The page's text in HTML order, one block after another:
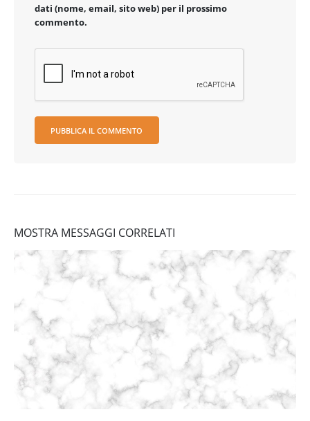
dati (nome, email, sito web) per il prossimo
commento.
MOSTRA MESSAGGI CORRELATI